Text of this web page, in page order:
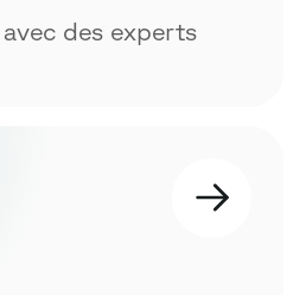
des experts